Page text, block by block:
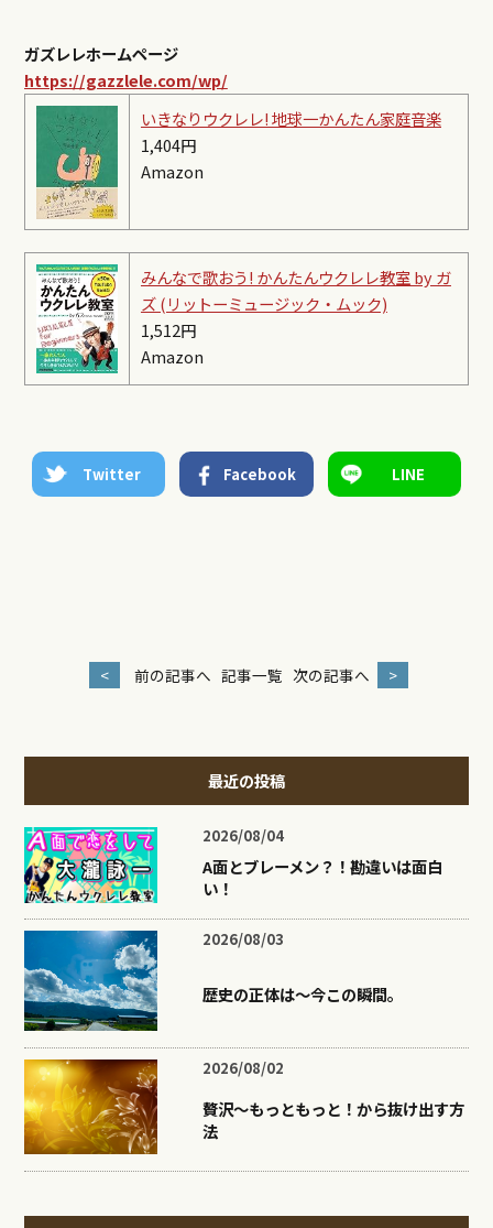
ガズレレホームページ
https://gazzlele.com/wp/
いきなりウクレレ! 地球一かんたん家庭音楽
1,404円
Amazon
みんなで歌おう! かんたんウクレレ教室 by ガ
ズ (リットーミュージック・ムック)
1,512円
Amazon
Twitter Facebook LINE
< 前の記事へ 記事一覧 次の記事へ >
最近の投稿
2026/08/04
A面とブレーメン？！勘違いは面白
い！
2026/08/03
歴史の正体は〜今この瞬間。
2026/08/02
贅沢〜もっともっと！から抜け出す方
法